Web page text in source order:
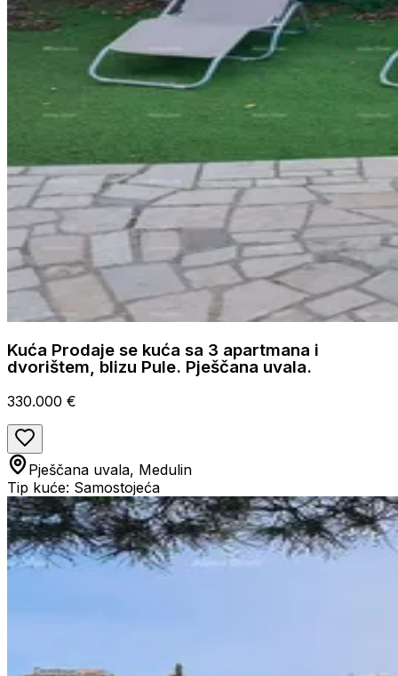
Kuća Prodaje se kuća sa 3 apartmana i
dvorištem, blizu Pule. Pješčana uvala.
330.000 €
Pješčana uvala, Medulin
Tip kuće: Samostojeća